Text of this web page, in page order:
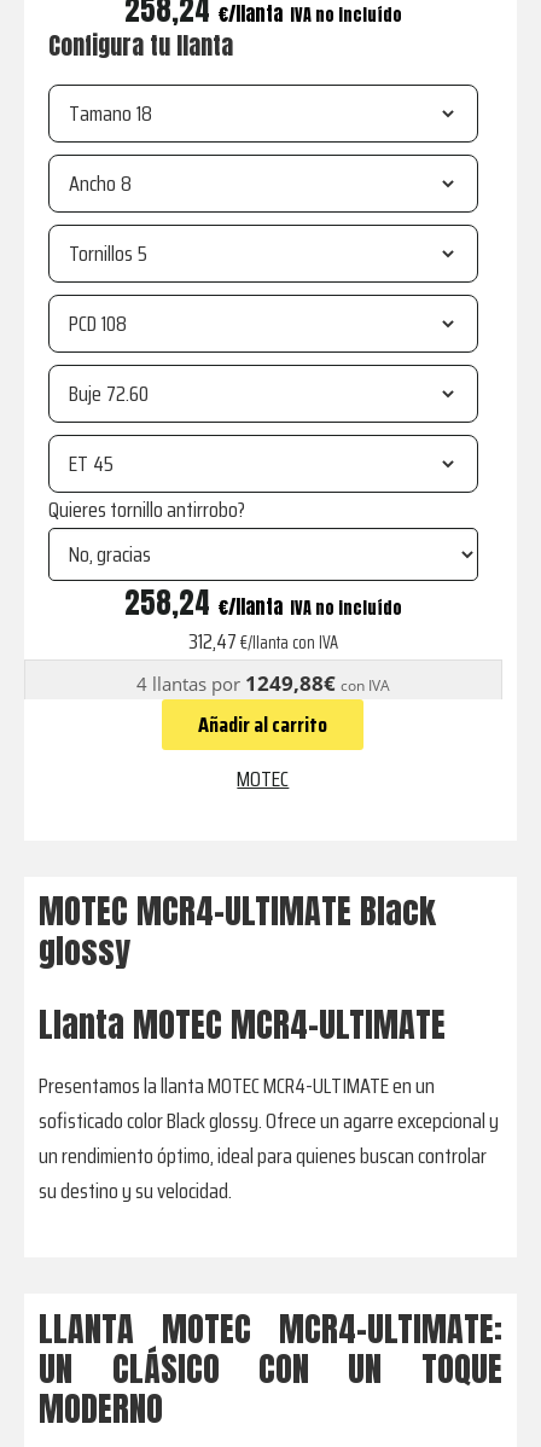
258,24 € IVA no incluído
Configura tu llanta
Tamano
Ancho
Tornillos
PCD
Buje
ET
Quieres tornillo antirrobo?
Black
glossy
258,24 € IVA no incluído
312,47€/llanta con IVA
4 llantas por 1249,88€ con IVA
Añadir al carrito
MOTEC
MOTEC MCR4-ULTIMATE Black
glossy
Llanta MOTEC MCR4-ULTIMATE
Presentamos la llanta MOTEC MCR4-ULTIMATE en un
sofisticado color Black glossy. Ofrece un agarre excepcional y
un rendimiento óptimo, ideal para quienes buscan controlar
su destino y su velocidad.
LLANTA MOTEC MCR4-ULTIMATE:
UN CLÁSICO CON UN TOQUE
MODERNO